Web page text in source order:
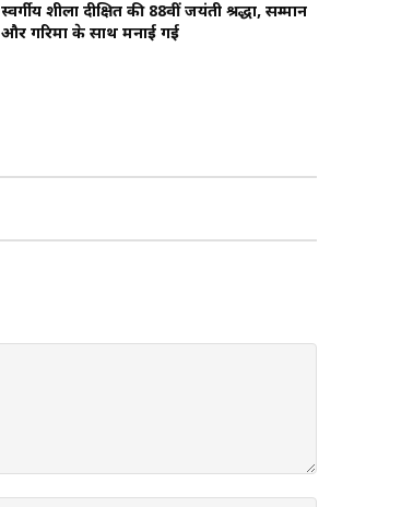
स्वर्गीय शीला दीक्षित की 88वीं जयंती श्रद्धा, सम्मान
और गरिमा के साथ मनाई गई